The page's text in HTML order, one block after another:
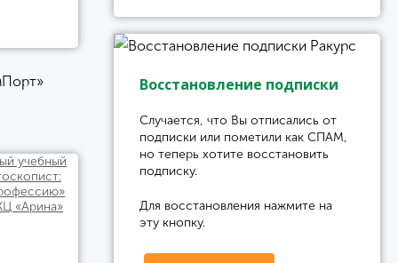
Восстановление подписки
Случается, что Вы отписались от
подписки или пометили как СПАМ,
но теперь хотите восстановить
подписку.
Для восстановления нажмите на
эту кнопку.